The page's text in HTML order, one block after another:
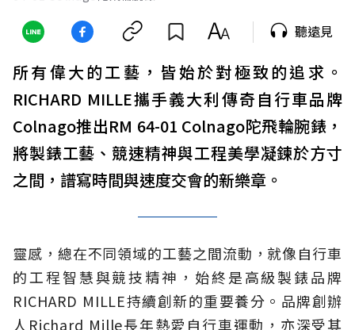
聽遠見
所有偉大的工藝，皆始於對極致的追求。
RICHARD MILLE攜手義大利傳奇自行車品牌
Colnago推出RM 64-01 Colnago陀飛輪腕錶，
將製錶工藝、競速精神與工程美學凝鍊於方寸
之間，譜寫時間與速度交會的新樂章。
靈感，總在不同領域的工藝之間流動，就像自行車
的工程智慧與競技精神，始終是高級製錶品牌
RICHARD MILLE持續創新的重要養分。品牌創辦
人Richard Mille長年熱愛自行車運動，亦深受其